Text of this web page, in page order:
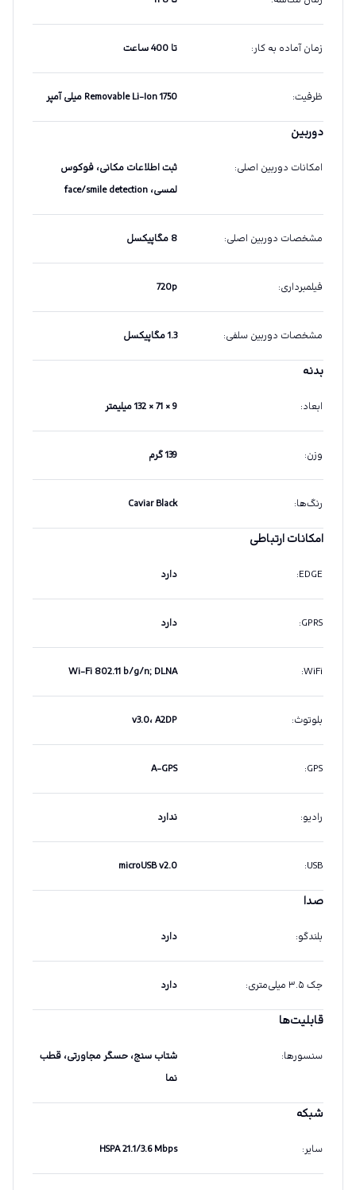
زمان آماده به کار: تا 400 ساعت
ظرفیت: Removable Li-Ion 1750 میلی آمپر
دوربین
امکانات دوربین اصلی:
ثبت اطلاعات مکانی، فوکوس
لمسی، face/smile detection
مشخصات دوربین اصلی: 8 مگاپیکسل
فیلمبرداری:
720p
مشخصات دوربین سلفی: 1.3 مگاپیکسل
بدنه
ابعاد: 9 × 71 × 132 میلیمتر
وزن: 139 گرم
رنگ‌ها:
Caviar Black
امکانات ارتباطی
EDGE
: دارد
GPRS
: دارد
WiFi
:
Wi-Fi 802.11 b/g/n; DLNA
بلوتوث: v3.0، A2DP
GPS
:
A-GPS
رادیو: ندارد
USB
:
microUSB v2.0
صدا
بلندگو: دارد
جک ۳.۵ میلی‌متری : دارد
قابلیت‌ها
سنسورها:
شتاب سنج، حسگر مجاورتی، قطب
نما
شبکه
سایر:
HSPA 21.1/3.6 Mbps